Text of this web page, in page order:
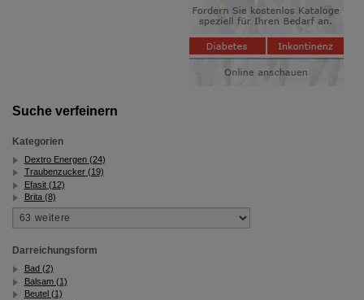
Suche verfeinern
Kategorien
Dextro Energen (24)
Traubenzucker (19)
Efasit (12)
Brita (8)
Darreichungsform
Bad (2)
Balsam (1)
Beutel (1)